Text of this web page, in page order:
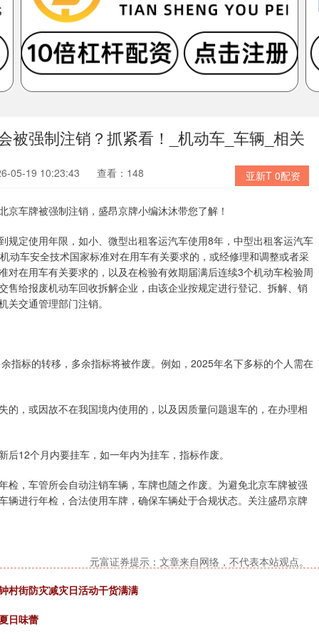
被强制注销？抓紧看！_机动车_车辆_相关
亚新T 0配资
05-19 10:23:43 查看：148
车牌被强制注销，盛昂京牌小编沐沐带您了解！
定使用年限，如小、微型出租客运汽车使用8年，中型出租客运汽车
动车安全技术国家标准对在用车有关要求的，或经修理和调整或者采
在用车有关要求的，以及在检验有效期届满后连续3个机动车检验周
给报废机动车回收拆解企业，由该企业按规定进行登记、拆解、销
交通管理部门注销。
指标的转移，多余指标将被作废。例如，2025年名下多标的个人需在
，或因故不在我国境内使用的，以及因质量问题退车的，在办理相
12个月内要挂车，如一年内为挂车，指标作废。
，车管所会自动注销车辆，车牌也随之作废。为避免北京车牌被强
进行年检，合法使用车牌，确保车辆处于合规状态。关注盛昂京牌
元富证券提示：文章来自网络，不代表本站观点。
村街防灾减灾日活动干货满满
日味蕾